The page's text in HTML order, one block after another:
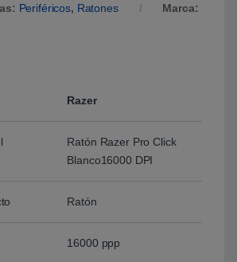
Periféricos, Ratones
Marca:
Razer
Ratón Razer Pro Click
Blanco16000 DPI
Ratón
16000 ppp